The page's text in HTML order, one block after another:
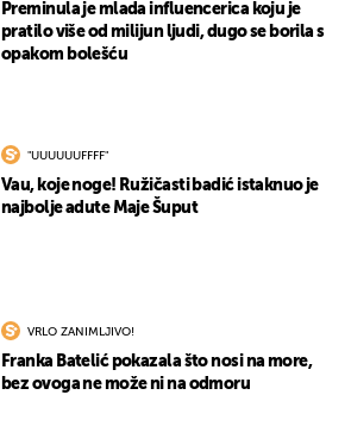
Preminula je mlada influencerica koju je
pratilo više od milijun ljudi, dugo se borila s
opakom bolešću
"UUUUUUFFFF"
Vau, koje noge! Ružičasti badić istaknuo je
najbolje adute Maje Šuput
VRLO ZANIMLJIVO!
Franka Batelić pokazala što nosi na more,
bez ovoga ne može ni na odmoru